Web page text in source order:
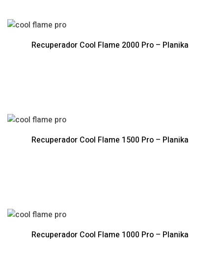
Recuperador Cool Flame 2000 Pro – Planika
Recuperador Cool Flame 1500 Pro – Planika
Recuperador Cool Flame 1000 Pro – Planika